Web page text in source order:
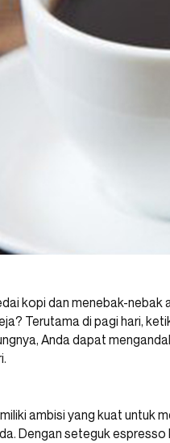
kopi dan menebak-
Terutama di pagi hari,
Anda dapat
ambisi yang kuat untuk
Dengan seteguk